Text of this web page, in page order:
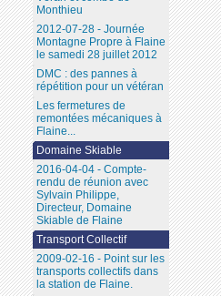
Monthieu
2012-07-28 - Journée
Montagne Propre à Flaine
le samedi 28 juillet 2012
DMC : des pannes à
répétition pour un vétéran
Les fermetures de
remontées mécaniques à
Flaine...
Domaine Skiable
2016-04-04 - Compte-
rendu de réunion avec
Sylvain Philippe,
Directeur, Domaine
Skiable de Flaine
Transport Collectif
2009-02-16 - Point sur les
transports collectifs dans
la station de Flaine.